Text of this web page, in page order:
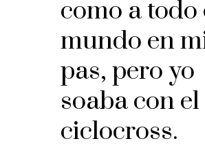
como a todo
mundo en
pas, pero yo
soaba con el
ciclocross.